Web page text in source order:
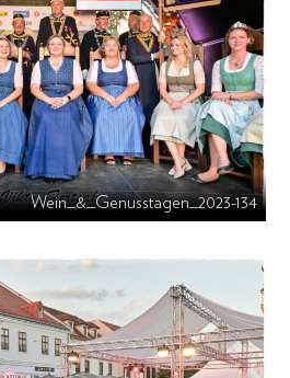
Wein_&_Genusstagen_2023-134